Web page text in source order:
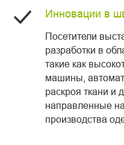
Инновации в
Посетители
разработки в
такие как
машины,
раскроя ткани и
направленные
производства